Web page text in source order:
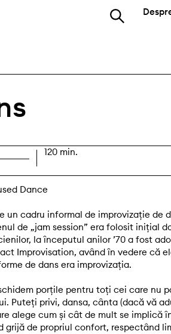
120 min.
Dance
un cadru informal de improvizație de
de „jam session” era folosit inițial
la începutul anilor ’70 a fost
Improvisation, având în vedere că
de dans era improvizația.
porțile pentru toți cei care nu
Puteți privi, dansa, cânta (dacă vă
alege cum și cât de mult se implică
grijă de propriul confort, respectând